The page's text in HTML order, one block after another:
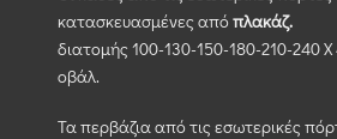
κατασκευασμένες απόπλακάζ.
διατομής 100-130-150-180-210-240 Χ
οβάλ.
Τα περβάζια από τις εσωτερικές